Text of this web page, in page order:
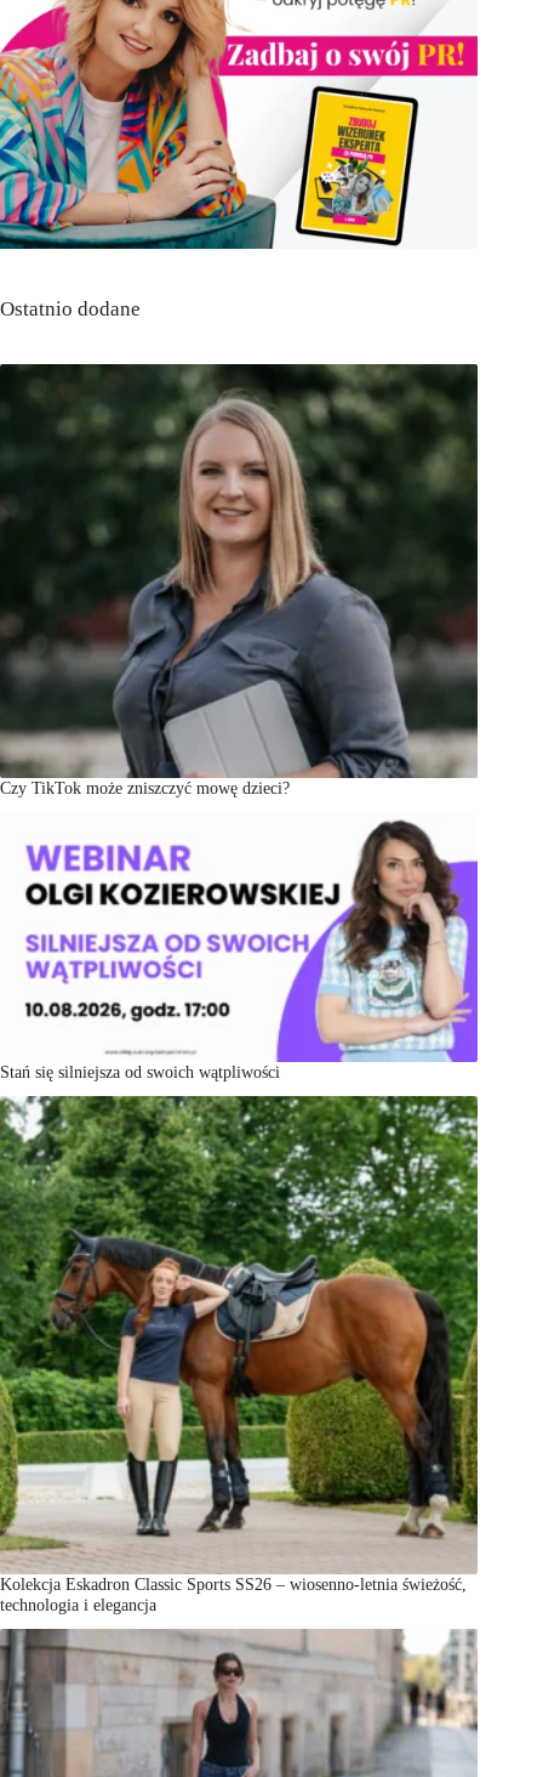
Ostatnio dodane
Czy TikTok może zniszczyć mowę dzieci?
Stań się silniejsza od swoich wątpliwości
Kolekcja Eskadron Classic Sports SS26 – wiosenno-letnia świeżość,
technologia i elegancja